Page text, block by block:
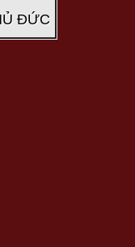
ĐỨC